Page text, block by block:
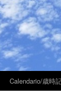
Calendario/歳時